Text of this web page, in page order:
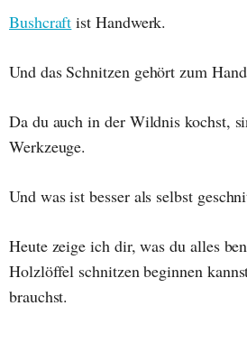
Bushcraft ist Handwerk.
Und das Schnitzen gehört zum
Da du auch in der Wildnis kochst,
Werkzeuge.
Und was ist besser als selbst
Heute zeige ich dir, was du alles
Holzlöffel schnitzen beginnen
brauchst.